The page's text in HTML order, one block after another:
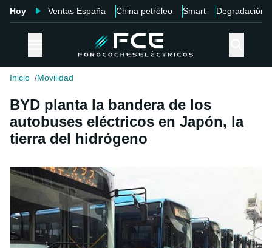
Hoy Ventas España China petróleo Smart Degradación
Inicio Movilidad
BYD planta la bandera de los
autobuses eléctricos en Japón, la
tierra del hidrógeno